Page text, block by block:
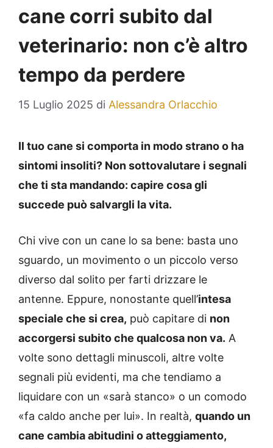
cane corri subito dal
veterinario: non c’è altro
tempo da perdere
15 Luglio 2025 di Alessandra Orlacchio
Il tuo cane si comporta in modo strano o ha
sintomi insoliti? Non sottovalutare i segnali
che ti sta mandando: capire cosa gli
succede può salvargli la vita.
Chi vive con un cane lo sa bene: basta uno
sguardo, un movimento o un piccolo verso
diverso dal solito per farti drizzare le
antenne. Eppure, nonostante quell’intesa
speciale che si crea, può capitare di non
accorgersi subito che qualcosa non va. A
volte sono dettagli minuscoli, altre volte
segnali più evidenti, ma che tendiamo a
liquidare con un «sarà stanco» o un comodo
«fa caldo anche per lui». In realtà, quando un
cane cambia abitudini o atteggiamento,